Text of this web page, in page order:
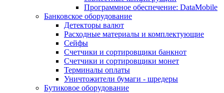
Программное обеспечение: DataMobile
Банковское оборудование
Детекторы валют
Расходные материалы и комплектующие
Сейфы
Счетчики и сортировщики банкнот
Счетчики и сортировщики монет
Терминалы оплаты
Уничтожители бумаги - шредеры
Бутиковое оборудование